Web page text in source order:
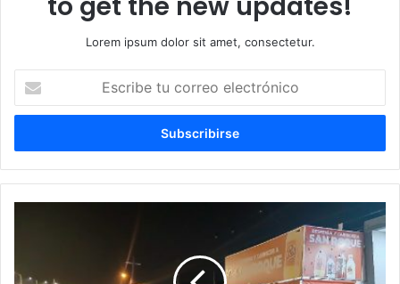
Lorem ipsum dolor sit amet, consectetur.
correo